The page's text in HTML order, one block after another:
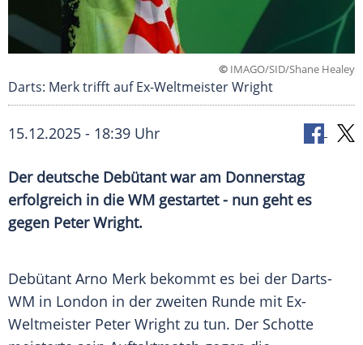
© IMAGO/SID/Shane Healey
Darts: Merk trifft auf Ex-Weltmeister Wright
15.12.2025 - 18:39 Uhr
Der deutsche Debütant war am Donnerstag
erfolgreich in die WM gestartet - nun geht es
gegen Peter Wright.
Debütant Arno Merk bekommt es bei der Darts-
WM in London in der zweiten Runde mit Ex-
Weltmeister Peter Wright zu tun. Der Schotte